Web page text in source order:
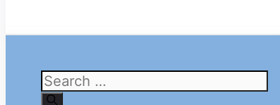
Search
for: